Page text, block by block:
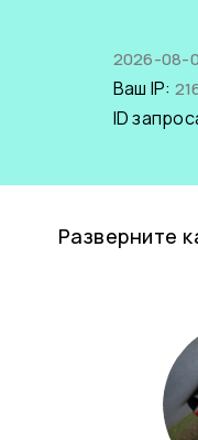
2026-08-
Ваш IP:
ID
Разверните